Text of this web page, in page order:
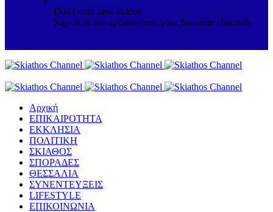
Don't miss new videos
Sign in to see updates from your favourite channels
Αρχική
ΕΠΙΚΑΙΡΟΤΗΤΑ
ΕΚΚΛΗΣΙΑ
ΠΟΛΙΤΙΚΗ
ΣΚΙΑΘΟΣ
ΣΠΟΡΑΔΕΣ
ΘΕΣΣΑΛΙΑ
ΣΥΝΕΝΤΕΥΞΕΙΣ
LIFESTYLE
ΕΠΙΚΟΙΝΩΝΙΑ